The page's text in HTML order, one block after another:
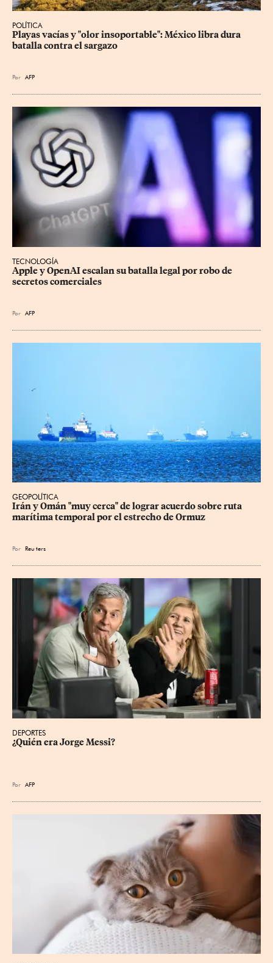
POLÍTICA
Playas vacías y "olor insoportable": México libra dura
batalla contra el sargazo
Por AFP
TECNOLOGÍA
Apple y OpenAI escalan su batalla legal por robo de
secretos comerciales
Por AFP
GEOPOLÍTICA
Irán y Omán "muy cerca" de lograr acuerdo sobre ruta
marítima temporal por el estrecho de Ormuz
Por Reu ters
DEPORTES
¿Quién era Jorge Messi?
Por AFP